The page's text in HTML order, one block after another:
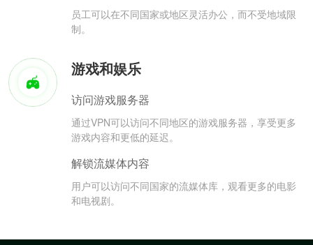
员工可以在不同国家或地区灵活办公，而不受地域限
制。
游戏和娱乐
访问游戏服务器
通过VPN可以访问不同地区的游戏服务器，享受更多
游戏内容和更低的延迟。
解锁流媒体内容
用户可以访问不同国家的流媒体库，观看更多的电影
和电视剧。